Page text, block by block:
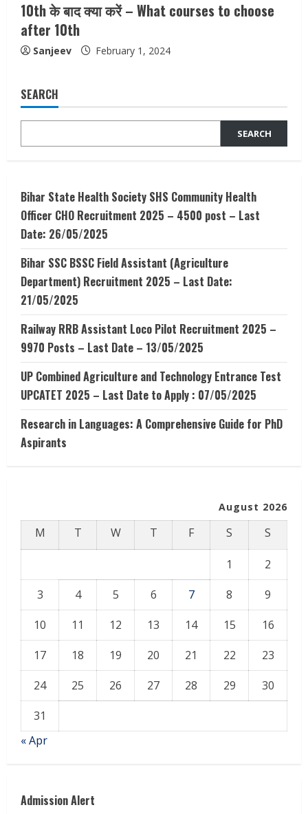
10th के बाद क्या करें – What courses to choose
after 10th
Sanjeev February 1, 2024
SEARCH
SEARCH
Bihar State Health Society SHS Community Health
Officer CHO Recruitment 2025 – 4500 post – Last
Date: 26/05/2025
Bihar SSC BSSC Field Assistant (Agriculture
Department) Recruitment 2025 – Last Date:
21/05/2025
Railway RRB Assistant Loco Pilot Recruitment 2025 –
9970 Posts – Last Date – 13/05/2025
UP Combined Agriculture and Technology Entrance Test
UPCATET 2025 – Last Date to Apply : 07/05/2025
Research in Languages: A Comprehensive Guide for PhD
Aspirants
August 2026
M T W T F S S
1
2
3
4 5 6 7 8
9
10
11 12 13 14 15
16
17
18 19 20 21 22
23
24
25 26 27 28 29
30
31
« Apr
Admission Alert